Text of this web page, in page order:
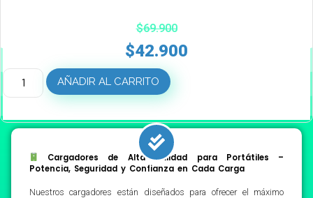
$69.900
$42.900
AÑADIR AL CARRITO
Cargadores de Alta Calidad para Portátiles –
Potencia, Seguridad y Confianza en Cada Carga
Nuestros cargadores están diseñados para ofrecer el máximo